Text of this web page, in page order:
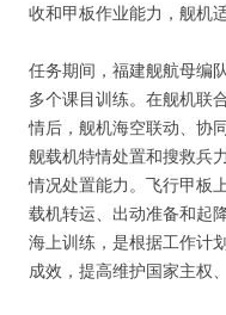
收和甲板作业能力，舰机
任务期间，福建舰航母编
多个课目训练。在舰机联
情后，舰机海空联动、协
舰载机特情处置和搜救兵
情况处置能力。飞行甲板
载机转运、出动准备和起
海上训练，是根据工作计
成效，提高维护国家主权